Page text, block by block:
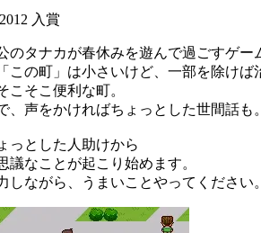
2012 入賞
のタナカが春休みを遊んで過ごすゲー
この町」は小さいけど、一部を除けば
こそこ便利な町。
、声をかければちょっとした世間話も。
っとした人助けから
議なことが起こり始めます。
しながら、うまいことやってください。